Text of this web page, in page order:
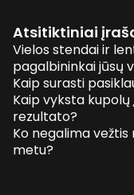
Atsitiktiniai
Vielos stendai ir
pagalbininkai jūsų
Kaip surasti
Kaip vyksta kupolų
rezultato?
Ko negalima
metu?